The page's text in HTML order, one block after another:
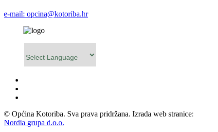
e-mail: opcina@kotoriba.hr
© Općina Kotoriba. Sva prava pridržana. Izrada web stranice:
Nordia grupa d.o.o.